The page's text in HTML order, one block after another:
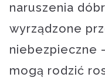
naruszenia
wyrządzone
niebezpieczne
mogą rodzić